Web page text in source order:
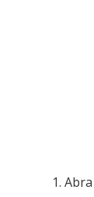
1.